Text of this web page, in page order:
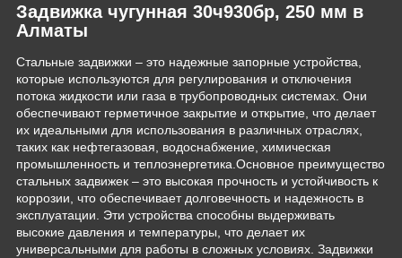
Задвижка чугунная 30ч930бр, 250 мм в
Алматы
Стальные задвижки – это надежные запорные устройства,
которые используются для регулирования и отключения
потока жидкости или газа в трубопроводных системах. Они
обеспечивают герметичное закрытие и открытие, что делает
их идеальными для использования в различных отраслях,
таких как нефтегазовая, водоснабжение, химическая
промышленность и теплоэнергетика.Основное преимущество
стальных задвижек – это высокая прочность и устойчивость к
коррозии, что обеспечивает долговечность и надежность в
эксплуатации. Эти устройства способны выдерживать
высокие давления и температуры, что делает их
универсальными для работы в сложных условиях. Задвижки